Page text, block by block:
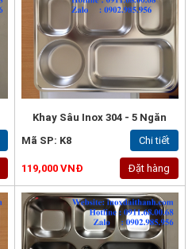
Khay Sâu Inox 304 - 5 Ngăn
Mã SP: K8
Chi tiết
119,000 VNĐ Đặt hàng